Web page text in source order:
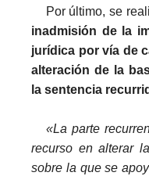
Por último, se
inadmisión de la
jurídica por vía de
alteración de la
la sentencia
«La parte
recurso en alterar
sobre la que se